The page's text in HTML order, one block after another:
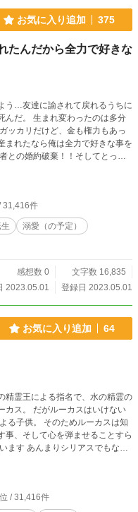
お気に入り追加 375
たんだから全力で好きな
う…友達に諭されて戻れるうちに
のは多分
れたなら俺は全力で好きな事を
との婚約破棄！！そしてとっと
りましたら申し訳ないです…
31,416件
溺愛（の予定）
感想数 0
文字数 16,835
2023.05.01
登録日 2023.05.01
お気に入り追加 64
精霊王による指名で、水の精霊の
カス。 だがルーカスはいけない
事、そして心を弾ませることすら
て
ところありましたら申し訳ござ
位 / 31,416件